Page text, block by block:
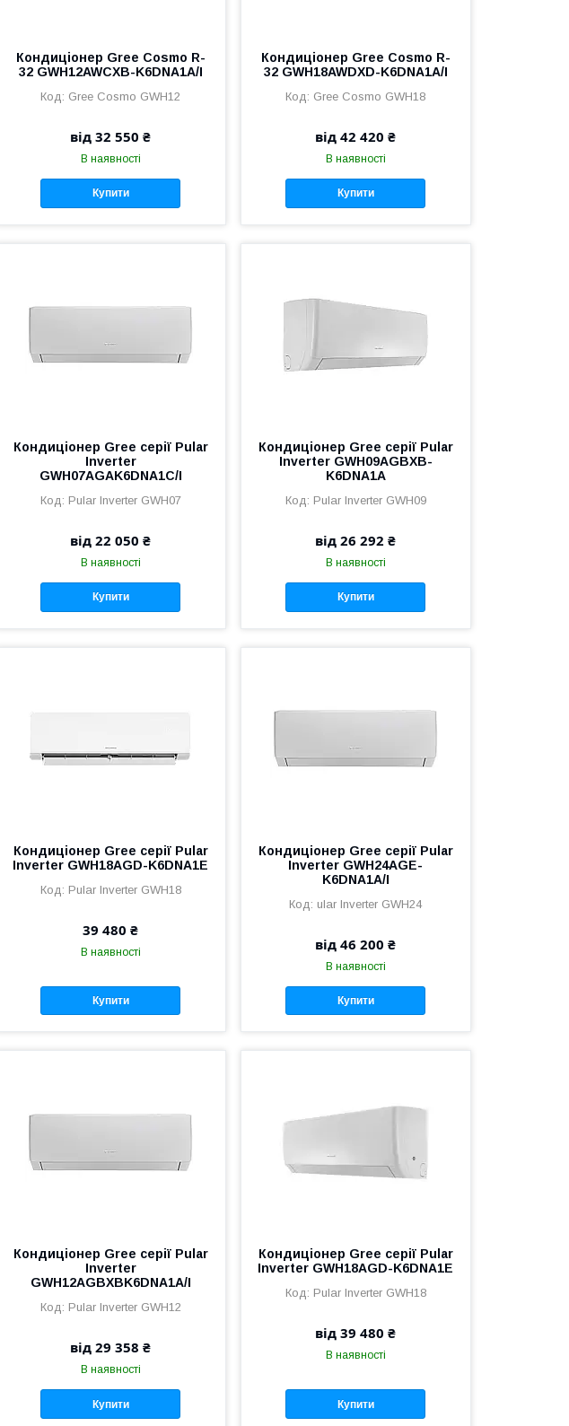
Кондиціонер Gree Cosmo R-
32 GWH12AWCXB-K6DNA1A/I
Gree Cosmo GWH12
від 32 550 ₴
В наявності
Купити
Кондиціонер Gree Cosmo R-
32 GWH18AWDXD-K6DNA1A/I
Gree Cosmo GWH18
від 42 420 ₴
В наявності
Купити
Кондиціонер Gree серії Pular
Inverter
GWH07AGAK6DNA1C/I
Pular Inverter GWH07
від 22 050 ₴
В наявності
Купити
Кондиціонер Gree серії Pular
Inverter GWH09AGBXB-
K6DNA1A
Pular Inverter GWH09
від 26 292 ₴
В наявності
Купити
Кондиціонер Gree серії Pular
Inverter GWH18AGD-K6DNA1E
Pular Inverter GWH18
39 480 ₴
В наявності
Купити
Кондиціонер Gree серії Pular
Inverter GWH24AGE-
K6DNA1A/I
ular Inverter GWH24
від 46 200 ₴
В наявності
Купити
Кондиціонер Gree серії Pular
Inverter
GWH12AGBXBK6DNA1A/I
Pular Inverter GWH12
від 29 358 ₴
В наявності
Купити
Кондиціонер Gree серії Pular
Inverter GWH18AGD-K6DNA1E
Pular Inverter GWH18
від 39 480 ₴
В наявності
Купити